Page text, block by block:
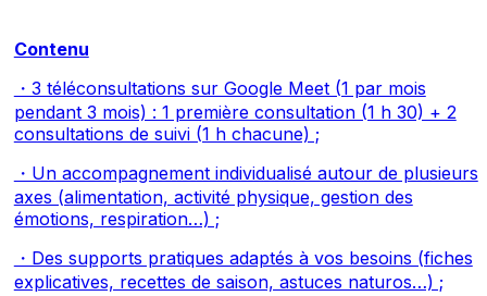
Contenu
・3 téléconsultations sur Google Meet (1 par mois
pendant 3 mois) : 1 première consultation (1 h 30) + 2
consultations de suivi (1 h chacune) ;
・Un accompagnement individualisé autour de plusieurs
axes (alimentation, activité physique, gestion des
émotions, respiration…) ;
・Des supports pratiques adaptés à vos besoins (fiches
explicatives, recettes de saison, astuces naturos…) ;